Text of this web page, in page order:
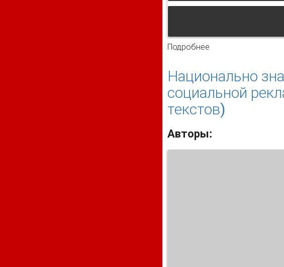
Подробнее
Национально
социальной
текстов)
Авторы: